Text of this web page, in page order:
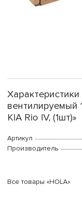
вентилируемый
KIA Rio IV, (1шт)»
Артикул
Производитель
Все товары «HOLA»